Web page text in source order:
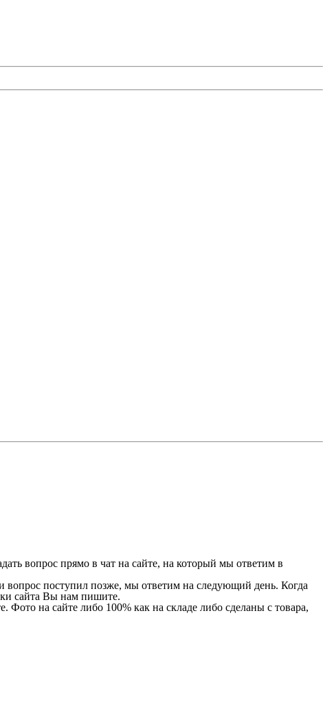
вопрос прямо в чат на сайте, на который мы ответим в
вопрос поступил позже, мы ответим на следующий день. Когда
сайта Вы нам пишите.
Фото на сайте либо 100% как на складе либо сделаны с товара,